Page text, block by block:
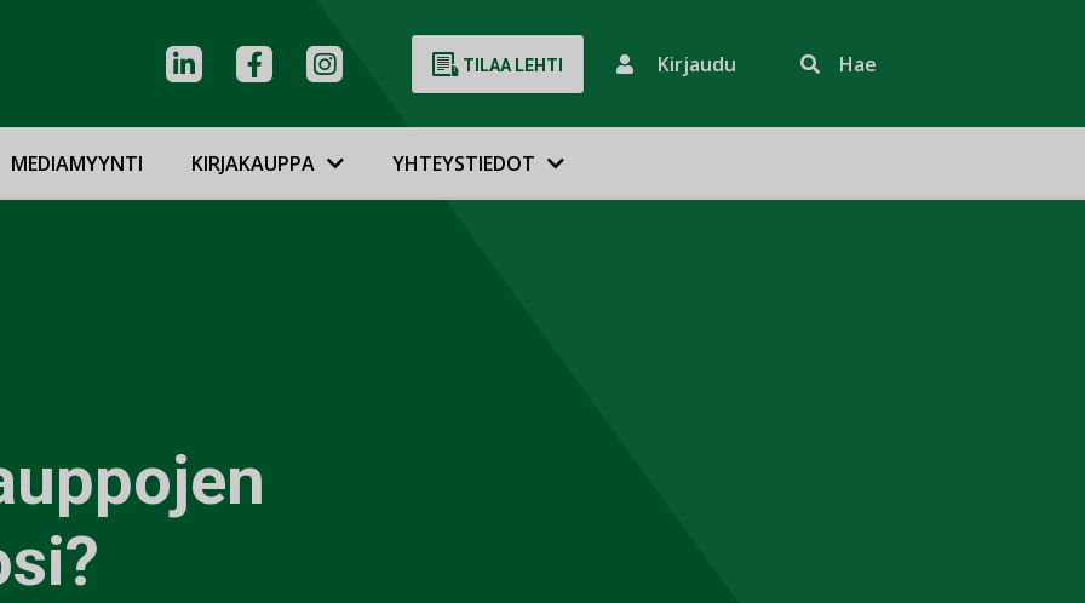
TILAA LEHTI Kirjaudu Hae
MEDIAMYYNTI KIRJAKAUPPA YHTEYSTIEDOT